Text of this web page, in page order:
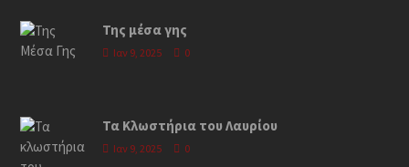
Της μέσα γης
Ιαν 9, 2025 0
Τα Κλωστήρια του Λαυρίου
Ιαν 9, 2025 0